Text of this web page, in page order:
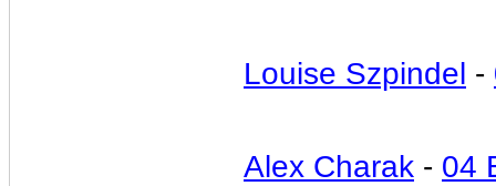
Louise Szpindel -
Alex Charak - 04